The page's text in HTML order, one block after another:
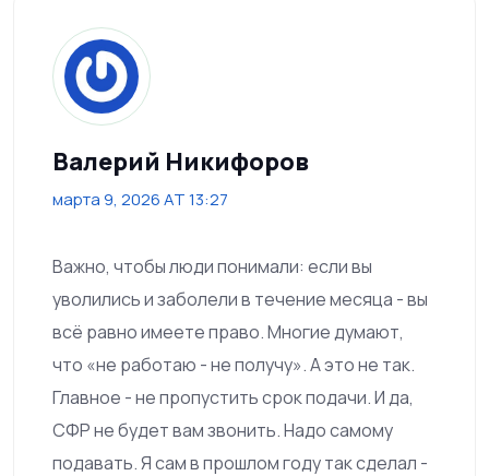
Валерий Никифоров
марта 9, 2026 AT 13:27
Важно, чтобы люди понимали: если вы
уволились и заболели в течение месяца - вы
всё равно имеете право. Многие думают,
что «не работаю - не получу». А это не так.
Главное - не пропустить срок подачи. И да,
СФР не будет вам звонить. Надо самому
подавать. Я сам в прошлом году так сделал -